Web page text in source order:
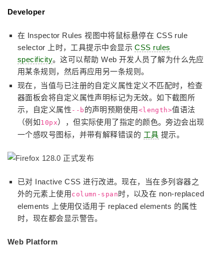
Developer
在 Inspector Rules 视图中将鼠标悬停在 CSS rule
selector 上时，工具提示中会显示CSS rules
specificity。这可以帮助 Web 开发人员了解为什么先应
用某条规则，然后再应用另一条规则。
现在，当值与已注册的自定义属性定义不匹配时，检查
器面板会将自定义属性声明标记为无效。如下截图所
示，自定义属性 --b 的声明预期使用 <length>值语法
（例如10px），但实际使用了指定的颜色。旁边会出现
一个感叹号图标，并带有解释错误的 工具 提示。
已对 Inactive CSS 进行改进。现在，当在多列容器之
外的元素上使用 column-span时，以及在 non-replaced
elements 上使用仅适用于 replaced elements 的属性
时，现在都会显示警告。
Web Platform